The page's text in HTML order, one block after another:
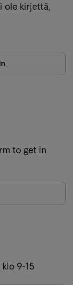
ole kirjettä,
to get in
9-15